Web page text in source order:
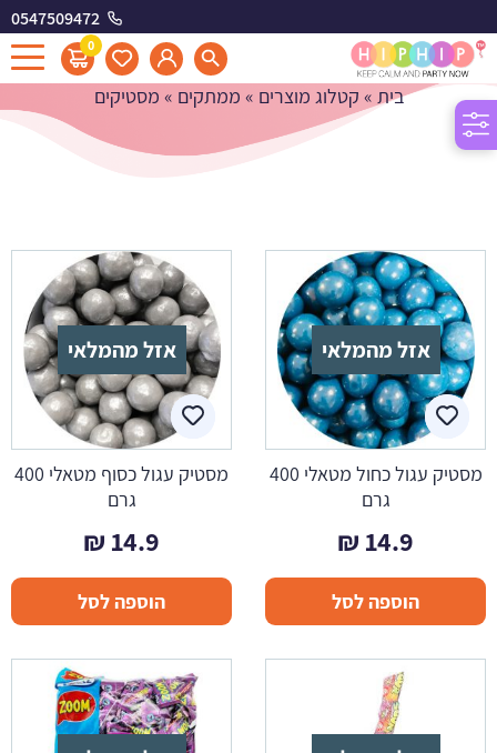
0547509472
0 מסטיקים
בית » קטלוג מוצרים » ממתקים » מסטיקים
אזל מהמלאי
מסטיק עגול כחול מטאלי 400
גרם
14.9
₪
הוספה לסל
אזל מהמלאי
מסטיק עגול כסוף מטאלי 400
גרם
14.9
₪
הוספה לסל